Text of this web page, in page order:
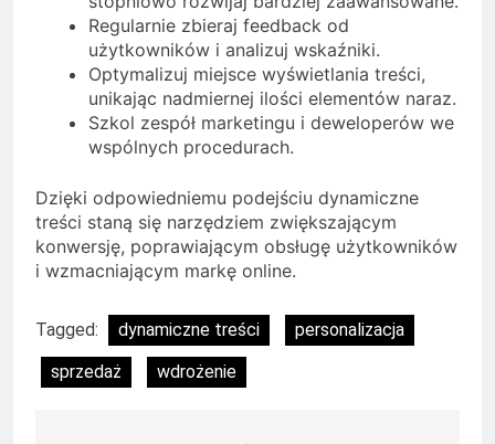
Regularnie zbieraj feedback od
użytkowników i analizuj wskaźniki.
Optymalizuj miejsce wyświetlania treści,
unikając nadmiernej ilości elementów naraz.
Szkol zespół marketingu i deweloperów we
wspólnych procedurach.
Dzięki odpowiedniemu podejściu dynamiczne
treści staną się narzędziem zwiększającym
konwersję, poprawiającym obsługę użytkowników
i wzmacniającym markę online.
Tagged: dynamiczne treści
personalizacja
sprzedaż
wdrożenie